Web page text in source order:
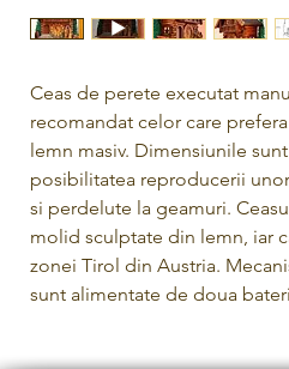
Ceas de perete executat
recomandat celor care
lemn masiv. Dimensiunile
posibilitatea reproducerii
si perdelute la geamuri.
molid sculptate din lemn, iar
zonei Tirol din Austria.
sunt alimentate de doua